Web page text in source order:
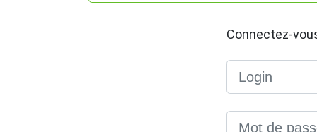
Connectez-